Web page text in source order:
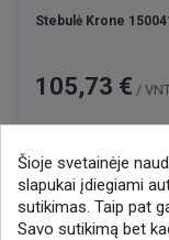
Stebulė Krone
Kaina
105,73 € /
1
Šioje svetainėje
slapukai įdiegiami
sutikimas. Taip pat
Savo sutikimą bet